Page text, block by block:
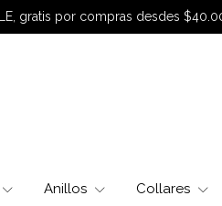
gratis por compras desdes
Anillos Collares